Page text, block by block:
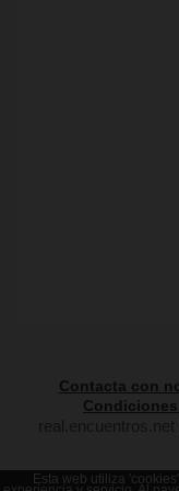
Contacta con
Esta web utiliza